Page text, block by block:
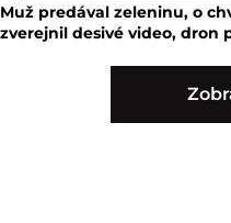
Muž predával zeleninu, o
zverejnil desivé video, dron